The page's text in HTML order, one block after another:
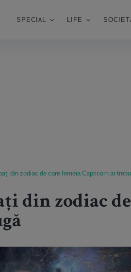
SPECIAL LIFE
din zodiac de care femeia Capricorn ar
din zodiac